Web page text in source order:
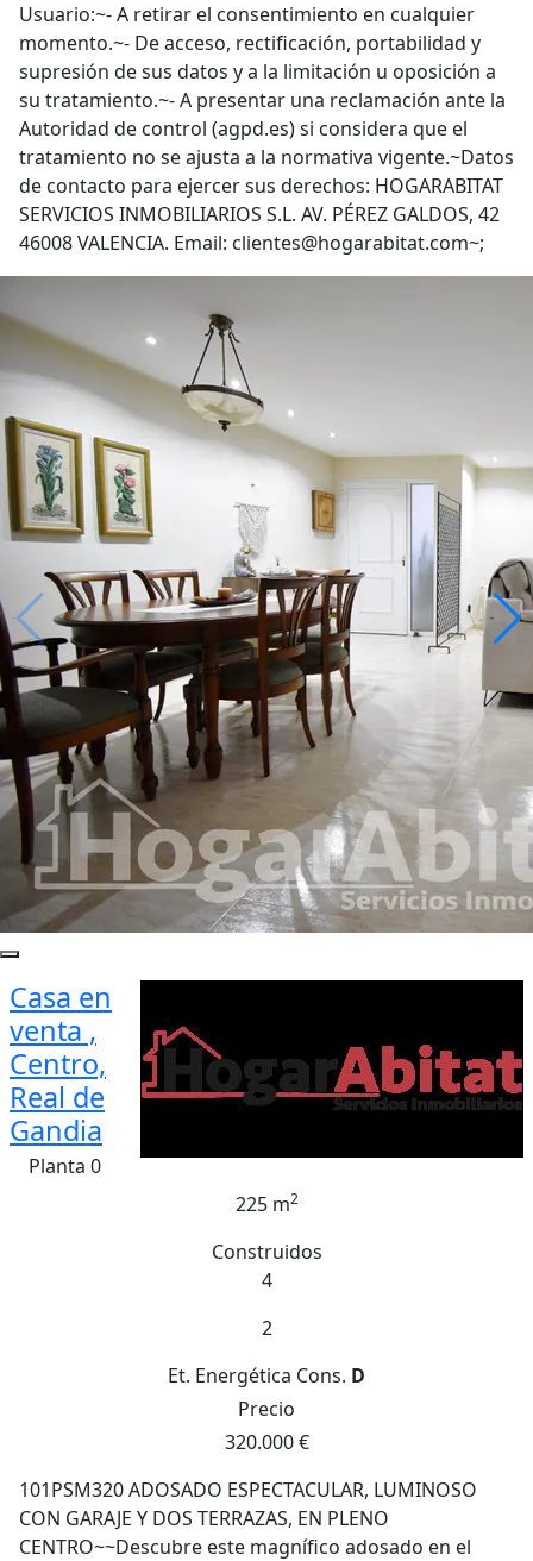
Usuario:~- A retirar el consentimiento en cualquier
momento.~- De acceso, rectificación, portabilidad y
supresión de sus datos y a la limitación u oposición a
su tratamiento.~- A presentar una reclamación ante la
Autoridad de control (agpd.es) si considera que el
tratamiento no se ajusta a la normativa vigente.~Datos
de contacto para ejercer sus derechos: HOGARABITAT
SERVICIOS INMOBILIARIOS S.L. AV. PÉREZ GALDOS, 42
46008 VALENCIA. Email: clientes@hogarabitat.com~;
Casa en
venta ,
Centro,
Real de
Gandia
Planta 0
225 m2
Construidos
4
2
Et. Energética Cons. D
Precio
320.000 €
101PSM320 ADOSADO ESPECTACULAR, LUMINOSO
CON GARAJE Y DOS TERRAZAS, EN PLENO
CENTRO~~Descubre este magnífico adosado en el